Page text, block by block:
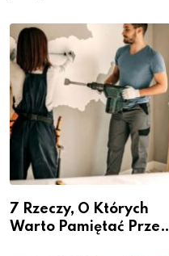
– nabór dla
przedsiębiorców
7 Rzeczy, O Których
Warto Pamiętać Przed